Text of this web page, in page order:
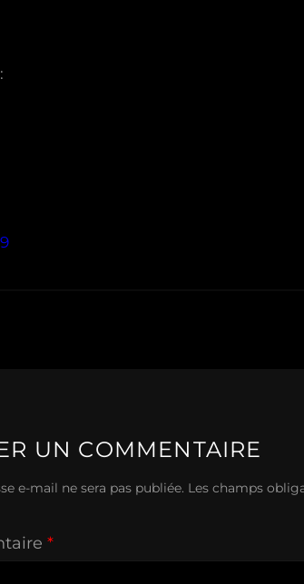
UN COMMENTAIRE
e-mail ne sera pas publiée. Les champs
*